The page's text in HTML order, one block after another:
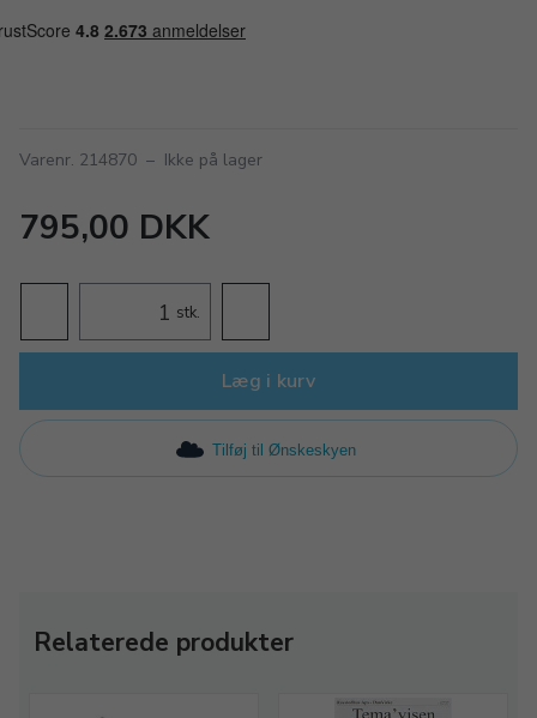
Varenr. 214870 – Ikke på lager
795,00 DKK
stk.
Læg i kurv
Tilføj til Ønskeskyen
Relaterede produkter